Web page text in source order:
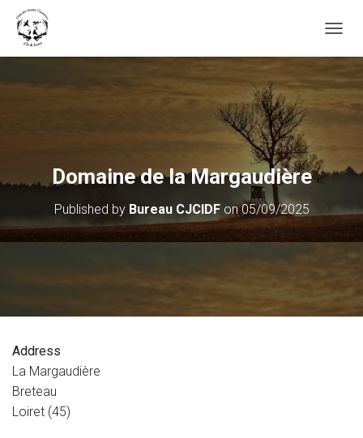
Domaine de la Margaudière
Published by Bureau CJCIDFon05/09/2025
Address
La Margaudière
Breteau
Loiret (45)